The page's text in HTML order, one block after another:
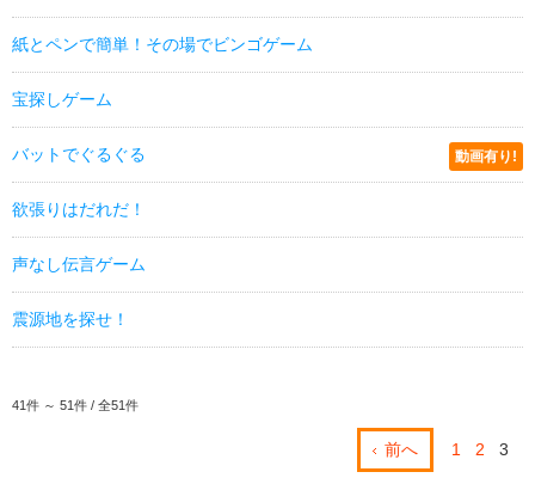
紙とペンで簡単！その場でビンゴゲーム
宝探しゲーム
動画有り!
バットでぐるぐる
欲張りはだれだ！
声なし伝言ゲーム
震源地を探せ！
41件 ～ 51件 / 全51件
前へ 1 2 3